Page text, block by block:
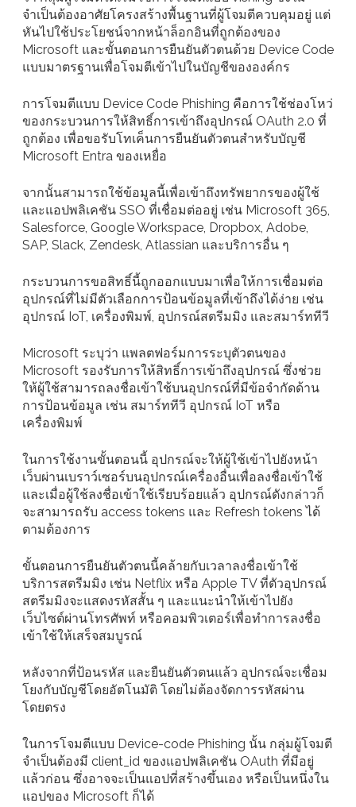
จำเป็นต้องอาศัยโครงสร้างพื้นฐานที่ผู้โจมตีควบคุมอยู่ แต่
หันไปใช้ประโยชน์จากหน้าล็อกอินที่ถูกต้องของ
Microsoft และขั้นตอนการยืนยันตัวตนด้วย Device Code
แบบมาตรฐานเพื่อโจมตีเข้าไปในบัญชีขององค์กร
การโจมตีแบบ Device Code Phishing คือการใช้ช่องโหว่
ของกระบวนการให้สิทธิ์การเข้าถึงอุปกรณ์ OAuth 2.0 ที่
ถูกต้อง เพื่อขอรับโทเค็นการยืนยันตัวตนสำหรับบัญชี
Microsoft Entra ของเหยื่อ
จากนั้นสามารถใช้ข้อมูลนี้เพื่อเข้าถึงทรัพยากรของผู้ใช้
และแอปพลิเคชัน SSO ที่เชื่อมต่ออยู่ เช่น Microsoft 365,
Salesforce, Google Workspace, Dropbox, Adobe,
SAP, Slack, Zendesk, Atlassian และบริการอื่น ๆ
กระบวนการขอสิทธิ์นี้ถูกออกแบบมาเพื่อให้การเชื่อมต่อ
อุปกรณ์ที่ไม่มีตัวเลือกการป้อนข้อมูลที่เข้าถึงได้ง่าย เช่น
อุปกรณ์ IoT, เครื่องพิมพ์, อุปกรณ์สตรีมมิง และสมาร์ททีวี
Microsoft ระบุว่า แพลตฟอร์มการระบุตัวตนของ
Microsoft รองรับการให้สิทธิ์การเข้าถึงอุปกรณ์ ซึ่งช่วย
ให้ผู้ใช้สามารถลงชื่อเข้าใช้บนอุปกรณ์ที่มีข้อจำกัดด้าน
การป้อนข้อมูล เช่น สมาร์ททีวี อุปกรณ์ IoT หรือ
เครื่องพิมพ์
ในการใช้งานขั้นตอนนี้ อุปกรณ์จะให้ผู้ใช้เข้าไปยังหน้า
เว็บผ่านเบราว์เซอร์บนอุปกรณ์เครื่องอื่นเพื่อลงชื่อเข้าใช้
และเมื่อผู้ใช้ลงชื่อเข้าใช้เรียบร้อยแล้ว อุปกรณ์ดังกล่าวก็
จะสามารถรับ access tokens และ Refresh tokens ได้
ตามต้องการ
ขั้นตอนการยืนยันตัวตนนี้คล้ายกับเวลาลงชื่อเข้าใช้
บริการสตรีมมิง เช่น Netflix หรือ Apple TV ที่ตัวอุปกรณ์
สตรีมมิงจะแสดงรหัสสั้น ๆ และแนะนำให้เข้าไปยัง
เว็บไซต์ผ่านโทรศัพท์ หรือคอมพิวเตอร์เพื่อทำการลงชื่อ
เข้าใช้ให้เสร็จสมบูรณ์
หลังจากที่ป้อนรหัส และยืนยันตัวตนแล้ว อุปกรณ์จะเชื่อม
โยงกับบัญชีโดยอัตโนมัติ โดยไม่ต้องจัดการรหัสผ่าน
โดยตรง
ในการโจมตีแบบ Device-code Phishing นั้น กลุ่มผู้โจมตี
จำเป็นต้องมี client_id ของแอปพลิเคชัน OAuth ที่มีอยู่
แล้วก่อน ซึ่งอาจจะเป็นแอปที่สร้างขึ้นเอง หรือเป็นหนึ่งใน
แอปของ Microsoft ก็ได้